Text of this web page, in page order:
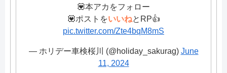
💟本アカをフォロー
💟ポストをいいねとRP👍
pic.twitter.com/Zte4bqM8mS
— ホリデー車検桜川 (@holiday_sakurag) June
11, 2024